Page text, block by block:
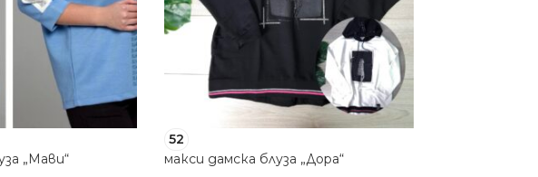
„Мави“
52
макси дамска блуза „Дора“